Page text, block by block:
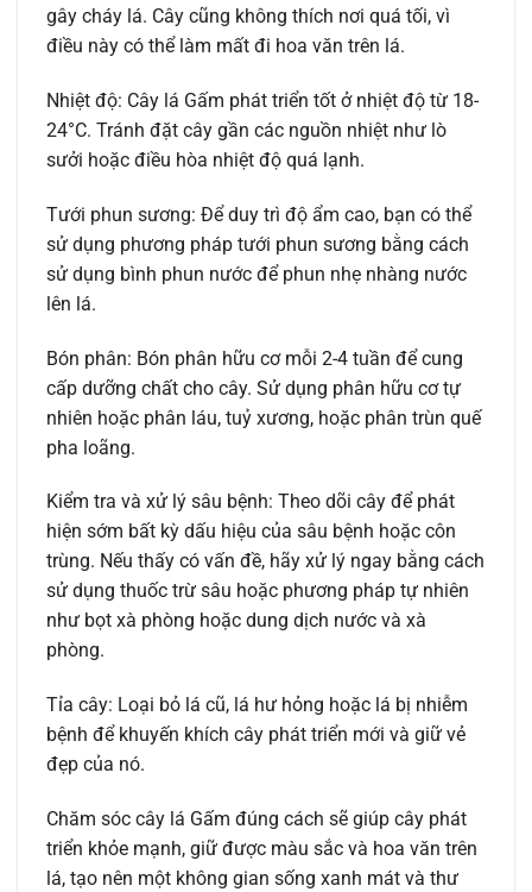
gây cháy lá. Cây cũng không thích nơi quá tối, vì
điều này có thể làm mất đi hoa văn trên lá.
Nhiệt độ: Cây lá Gấm phát triển tốt ở nhiệt độ từ 18-
24°C. Tránh đặt cây gần các nguồn nhiệt như lò
sưởi hoặc điều hòa nhiệt độ quá lạnh.
Tưới phun sương: Để duy trì độ ẩm cao, bạn có thể
sử dụng phương pháp tưới phun sương bằng cách
sử dụng bình phun nước để phun nhẹ nhàng nước
lên lá.
Bón phân: Bón phân hữu cơ mỗi 2-4 tuần để cung
cấp dưỡng chất cho cây. Sử dụng phân hữu cơ tự
nhiên hoặc phân láu, tuỷ xương, hoặc phân trùn quế
pha loãng.
Kiểm tra và xử lý sâu bệnh: Theo dõi cây để phát
hiện sớm bất kỳ dấu hiệu của sâu bệnh hoặc côn
trùng. Nếu thấy có vấn đề, hãy xử lý ngay bằng cách
sử dụng thuốc trừ sâu hoặc phương pháp tự nhiên
như bọt xà phòng hoặc dung dịch nước và xà
phòng.
Tỉa cây: Loại bỏ lá cũ, lá hư hỏng hoặc lá bị nhiễm
bệnh để khuyến khích cây phát triển mới và giữ vẻ
đẹp của nó.
Chăm sóc cây lá Gấm đúng cách sẽ giúp cây phát
triển khỏe mạnh, giữ được màu sắc và hoa văn trên
lá, tạo nên một không gian sống xanh mát và thư